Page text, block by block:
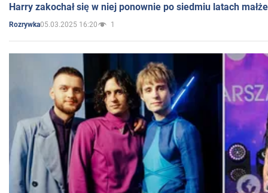
Harry zakochał się w niej ponownie po siedmiu latach
Rozrywka05.03.2025 16:20 1